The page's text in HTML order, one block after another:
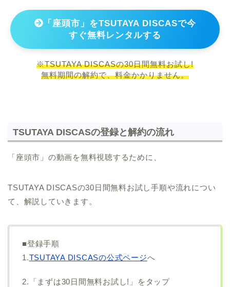
「座頭市」をTSUTAYA DISCASで今
すぐ無料レンタルする
※TSUTAYA DISCASの30日間無料お試し!
無料期間の解約で、料金かかりません。
TSUTAYA DISCASの登録と解約の流れ
「座頭市」の動画を無料視聴するために、
TSUTAYA DISCASの30日間無料お試し手順や流れについ
て、解説していきます。
■登録手順
1.TSUTAYA DISCASの公式ページへ
2.「まずは30日間無料お試し!」をタップ